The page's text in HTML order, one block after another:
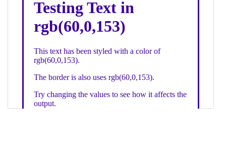
div class="textColor borderColor"
< h1>Testing Text in rgb(60,0,153)